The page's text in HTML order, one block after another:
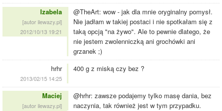
Izabela
[autor ilewazy.pl]
2012/10/13 19:21
@TheArt: wow - jak dla mnie oryginalny pomysł.
Nie jadłam w takiej postaci i nie spotkałam się z
taką opcją "na żywo". Ale to pewnie dlatego, że
nie jestem zwolenniczką ani grochówki ani
grzanek ;)
hrhr
2013/02/15 14:25
400 g z miską czy bez ?
Maciej
[autor ilewazy.pl]
@hrhr: zawsze podajemy tylko masę dania, bez
naczynia, tak również jest w tym przypadku.